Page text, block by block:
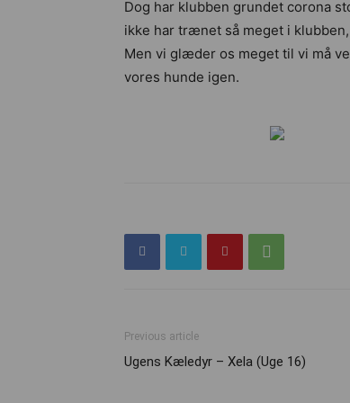
Dog har klubben grundet corona
ikke har trænet så meget i
Men vi glæder os meget til vi må
vores hunde igen.
Previous article
Ugens Kæledyr – Xela (Uge 16)